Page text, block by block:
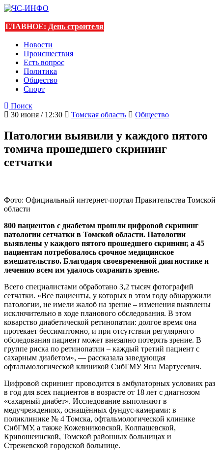
ГЛАВНОЕ: День строителя
Новости
Происшествия
Есть вопрос
Политика
Общество
Спорт
Поиск
30 июня / 12:30
Томская область Общество
Патологии выявили у каждого пятого
томича прошедшего скрининг
сетчатки
Фото: Официальный интернет-портал Правительства Томской
области
800 пациентов с диабетом прошли цифровой скрининг
патологии сетчатки в Томской области. Патологии
выявлены у каждого пятого прошедшего скрининг, а 45
пациентам потребовалось срочное медицинское
вмешательство. Благодаря своевременной диагностике и
лечению всем им удалось сохранить зрение.
Всего специалистами обработано 3,2 тысяч фотографий
сетчатки. «Все пациенты, у которых в этом году обнаружили
патологии, не имели жалоб на зрение – изменения выявлены
исключительно в ходе планового обследования. В этом
коварство диабетической ретинопатии: долгое время она
протекает бессимптомно, и при отсутствии регулярного
обследования пациент может внезапно потерять зрение. В
группе риска по ретинопатии – каждый третий пациент с
сахарным диабетом», — рассказала заведующая
офтальмологической клиникой СибГМУ Яна Мартусевич.
Цифровой скрининг проводится в амбулаторных условиях раз
в год для всех пациентов в возрасте от 18 лет с диагнозом
«сахарный диабет». Исследование выполняют в
медучреждениях, оснащённых фундус-камерами: в
поликлинике № 4 Томска, офтальмологической клинике
СибГМУ, а также Кожевниковской, Колпашевской,
Кривошеинской, Томской районных больницах и
Стрежевской городской больнице.